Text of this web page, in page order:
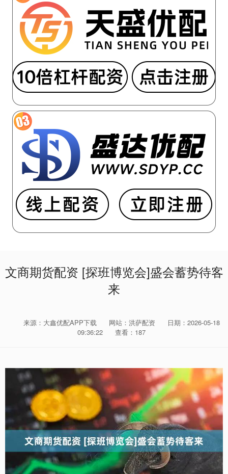
文商期货配资 [探班博览会]盛会蓄势待客
来
来源：大鑫优配APP下载 网站：洪萨配资
日期：2026-05-18
09:36:22
查看：187